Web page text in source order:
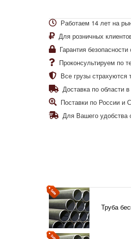
Работаем 14 лет на
Для розничных
Гарантия
Проконсультируем по
Все грузы страхуются
Доставка по области
Поставки по России и
Для Вашего удобства
Труба